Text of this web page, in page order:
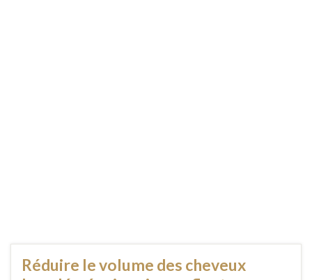
Réduire le volume des cheveux